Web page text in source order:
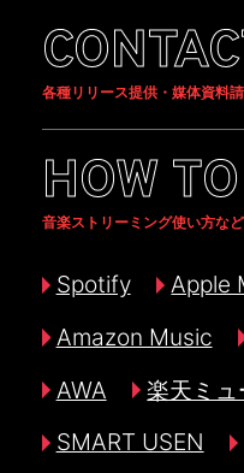
各種リリース提供・媒体資料
HOW TO
音楽ストリーミング使い方など
Spotify Apple
Amazon Music
AWA
楽天ミュ
SMART USEN